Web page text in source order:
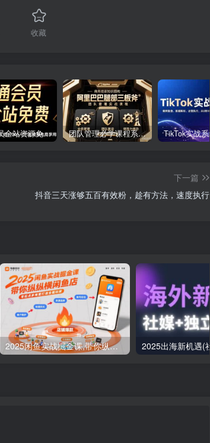
收藏
开通会员全站资源免费下载 开通VIP会员 HY资源库 团队管理必学课程系列，阿里巴巴“腿部三板斧”
下一篇
抖音三天涨够五百有效粉，趁有方法，速度执行
2025闲鱼实战掘金课,带你纵横闲鱼店,零起点多维度打造全能玩家